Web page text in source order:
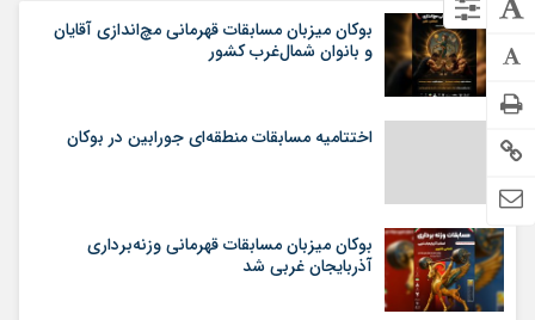
بوکان میزبان مسابقات قهرمانی مچ‌اندازی آقایان
و بانوان شمال‌غرب کشور
اختتامیه مسابقات منطقه‌ای جورابین در بوکان
بوکان میزبان مسابقات قهرمانی وزنه‌برداری
آذربایجان غربی شد